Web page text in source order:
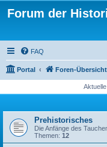
Forum der
FAQ
Portal Foren-Übersicht
Prehistorisches
Die Anfänge des
Themen: 12